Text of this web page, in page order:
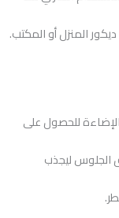
المنزل أو المكتب.
للحصول على
الجلوس ليجذب